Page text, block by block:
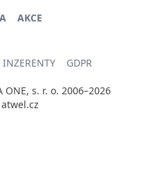
AKCE
INZERENTY GDPR
s. r. o. 2006–2026